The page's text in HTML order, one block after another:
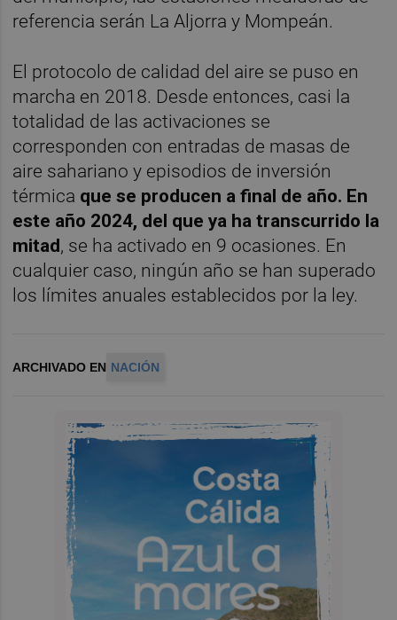
referencia serán La Aljorra y Mompeán.
El protocolo de calidad del aire se puso en
marcha en 2018. Desde entonces, casi la
totalidad de las activaciones se
corresponden con entradas de masas de
aire sahariano y episodios de inversión
térmica que se producen a final de año. En
este año 2024, del que ya ha transcurrido la
mitad, se ha activado en 9 ocasiones. En
cualquier caso, ningún año se han superado
los límites anuales establecidos por la ley.
ARCHIVADO EN NACIÓN